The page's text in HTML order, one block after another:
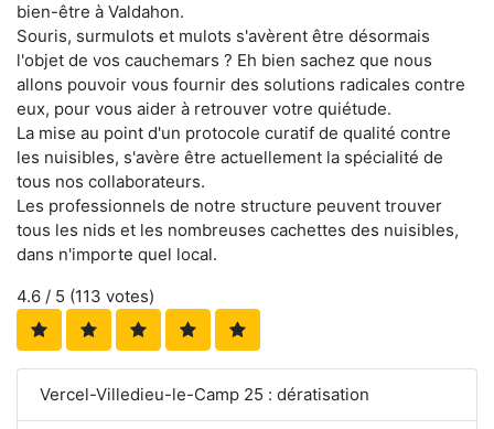
bien-être à Valdahon.
Souris, surmulots et mulots s'avèrent être désormais
l'objet de vos cauchemars ? Eh bien sachez que nous
allons pouvoir vous fournir des solutions radicales contre
eux, pour vous aider à retrouver votre quiétude.
La mise au point d'un protocole curatif de qualité contre
les nuisibles, s'avère être actuellement la spécialité de
tous nos collaborateurs.
Les professionnels de notre structure peuvent trouver
tous les nids et les nombreuses cachettes des nuisibles,
dans n'importe quel local.
4.6 / 5 (113 votes)
Vercel-Villedieu-le-Camp 25 : dératisation